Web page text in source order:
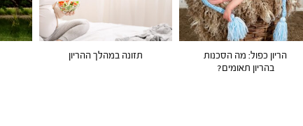
הריון כפול: מה הסכנות
בהריון תאומים?
תזונה במהלך ההריון